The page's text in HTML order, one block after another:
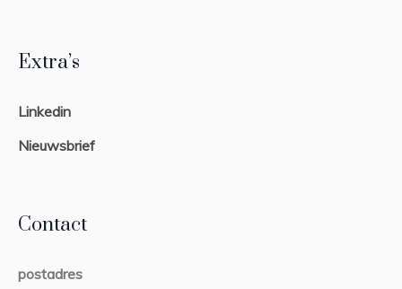
Extra’s
Linkedin
Nieuwsbrief
Contact
postadres